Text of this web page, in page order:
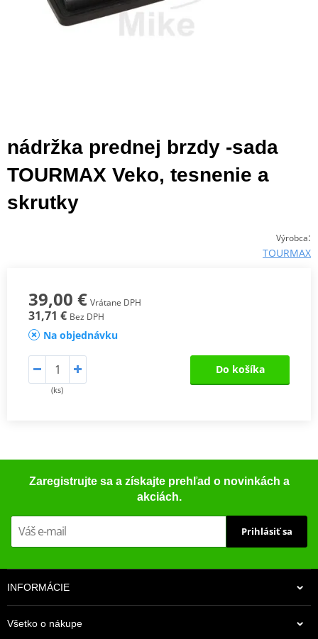
nádržka prednej brzdy -sada
TOURMAX Veko, tesnenie a
skrutky
Výrobca:
TOURMAX
39,00 € Vrátane DPH
31,71 € Bez DPH
Na objednávku
(ks)
Do košíka
Zaregistrujte sa a získajte prehľad o novinkách a
akciách.
Prihlásiť sa
INFORMÁCIE
Všetko o nákupe